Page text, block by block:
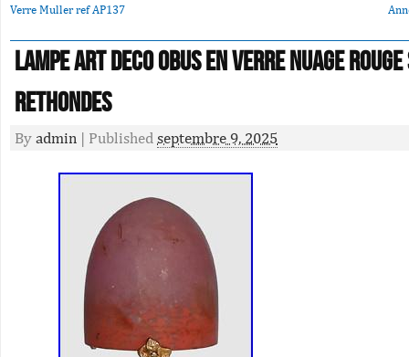
Verre Muller ref AP137
Lampe Art Deco obus en verre nuage
RETHONDES
By admin | Published septembre 9, 2025